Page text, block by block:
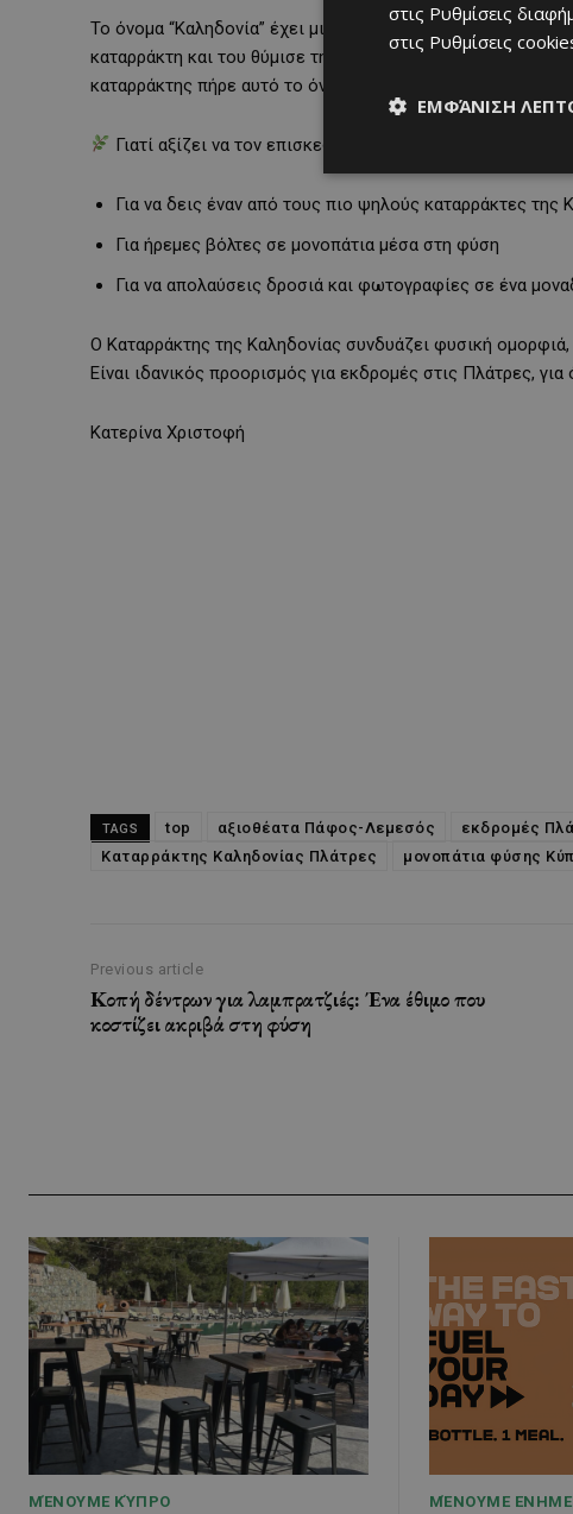
Το όνομα “Καληδονία” έχει μια ιδιαίτερη ιστορία. Οι
καταρράκτη και του θύμισε την πατρίδα τους, τη Σκωτία,
καταρράκτης πήρε αυτό το όνομα και παρέμεινε γνωστός
Γιατί αξίζει να τον επισκεφθείς
Για να δεις έναν από τους πιο ψηλούς καταρράκτες της
Για ήρεμες βόλτες σε μονοπάτια μέσα στη φύση
Για να απολαύσεις δροσιά και φωτογραφίες σε ένα
Ο Καταρράκτης της Καληδονίας συνδυάζει φυσική
Είναι ιδανικός προορισμός για εκδρομές στις Πλάτρες,
Κατερίνα Χριστοφή
TAGS top αξιοθέατα Πάφος-Λεμεσός εκδρομές
Καταρράκτης Καληδονίας Πλάτρες
μονοπάτια φύσης
Previous article
Κοπή δέντρων για λαμπρατζιές: Ένα έθιμο που
κοστίζει ακριβά στη φύση
ΜΈΝΟΥΜΕ ΚΎΠΡΟ ΜΈΝΟΥΜΕ
στις Ρυθμίσεις
στις Ρυθμίσεις
ΕΜΦΆΝΙΣΗ